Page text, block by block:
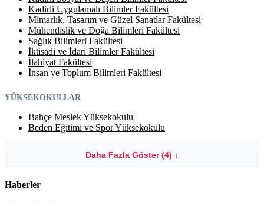
Kadirli Uygulamalı Bilimler Fakültesi
Mimarlık, Tasarım ve Güzel Sanatlar Fakültesi
Mühendislik ve Doğa Bilimleri Fakültesi
Sağlık Bilimleri Fakültesi
İktisadi ve İdari Bilimler Fakültesi
İlahiyat Fakültesi
İnsan ve Toplum Bilimleri Fakültesi
YÜKSEKOKULLAR
Bahçe Meslek Yüksekokulu
Beden Eğitimi ve Spor Yüksekokulu
Daha Fazla Göster (4) ↓
Haberler